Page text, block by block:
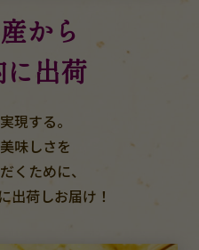
から
出荷
現する。
味しさを
くために、
出荷しお届け！